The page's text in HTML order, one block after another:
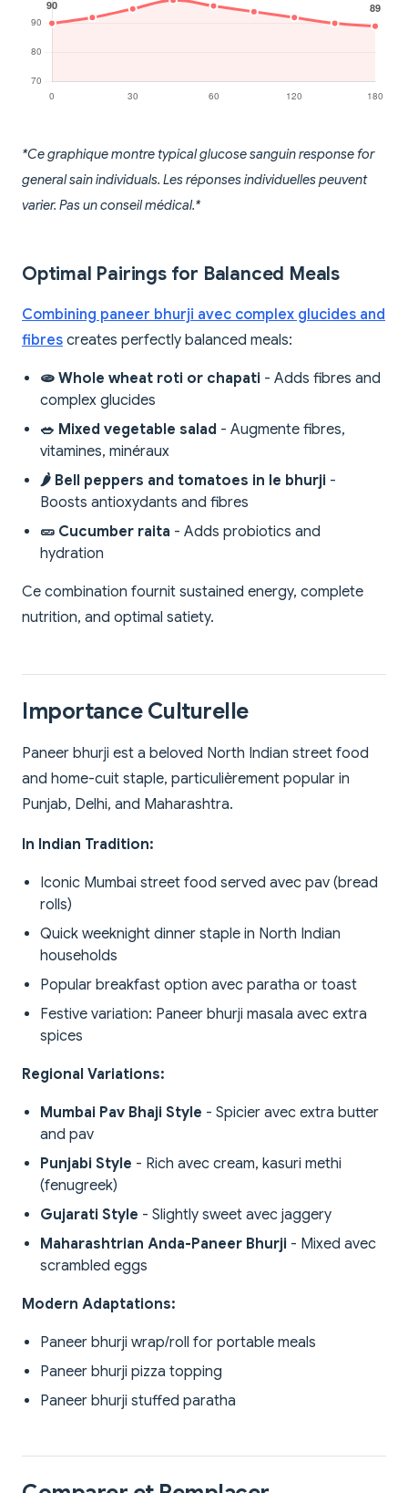
*Ce graphique montre typical glucose sanguin response for
general sain individuals. Les réponses individuelles peuvent
varier. Pas un conseil médical.*
Optimal Pairings for Balanced Meals
Combining paneer bhurji avec complex glucides and
fibres creates perfectly balanced meals:
🫓 Whole wheat roti or chapati - Adds fibres and
complex glucides
🥗 Mixed vegetable salad - Augmente fibres,
vitamines, minéraux
🌶️ Bell peppers and tomatoes in le bhurji -
Boosts antioxydants and fibres
🥒 Cucumber raita - Adds probiotics and
hydration
Ce combination fournit sustained energy, complete
nutrition, and optimal satiety.
Importance Culturelle
Paneer bhurji est a beloved North Indian street food
and home-cuit staple, particulièrement popular in
Punjab, Delhi, and Maharashtra.
In Indian Tradition:
Iconic Mumbai street food served avec pav (bread
rolls)
Quick weeknight dinner staple in North Indian
households
Popular breakfast option avec paratha or toast
Festive variation: Paneer bhurji masala avec extra
spices
Regional Variations:
Mumbai Pav Bhaji Style - Spicier avec extra butter
and pav
Punjabi Style - Rich avec cream, kasuri methi
(fenugreek)
Gujarati Style - Slightly sweet avec jaggery
Maharashtrian Anda-Paneer Bhurji - Mixed avec
scrambled eggs
Modern Adaptations:
Paneer bhurji wrap/roll for portable meals
Paneer bhurji pizza topping
Paneer bhurji stuffed paratha